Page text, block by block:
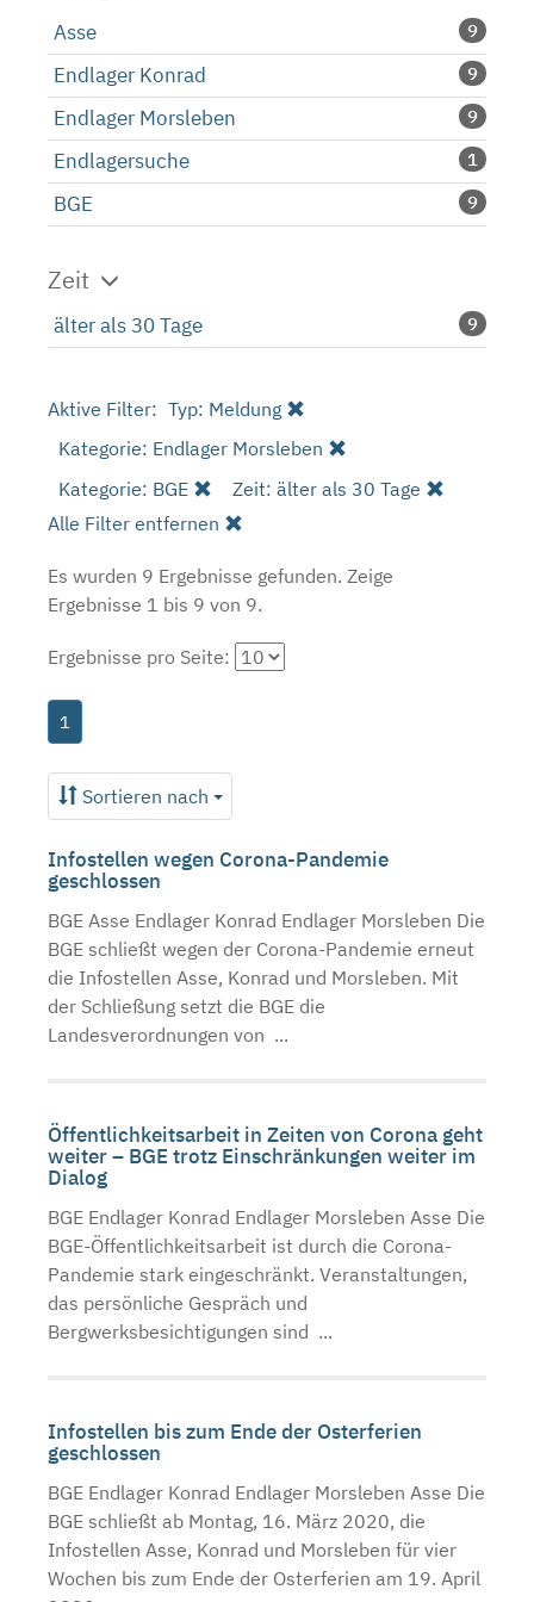
Asse 9
Endlager Konrad 9
Endlager Morsleben 9
Endlagersuche 1
BGE 9
Zeit
älter als 30 Tage 9
Aktive Filter: Typ: Meldung
Kategorie: Endlager Morsleben
Kategorie: BGE
Zeit: älter als 30 Tage
Alle Filter entfernen
Es wurden 9 Ergebnisse gefunden. Zeige
Ergebnisse 1 bis 9 von 9.
Ergebnisse pro Seite:
1
Sortieren nach
Infostellen wegen Corona-Pandemie
geschlossen
BGE Asse Endlager Konrad Endlager Morsleben Die
BGE schließt wegen der Corona-Pandemie erneut
die Infostellen Asse, Konrad und Morsleben. Mit
der Schließung setzt die BGE die
Landesverordnungen von ...
Öffentlichkeitsarbeit in Zeiten von Corona geht
weiter – BGE trotz Einschränkungen weiter im
Dialog
BGE Endlager Konrad Endlager Morsleben Asse Die
BGE-Öffentlichkeitsarbeit ist durch die Corona-
Pandemie stark eingeschränkt. Veranstaltungen,
das persönliche Gespräch und
Bergwerksbesichtigungen sind ...
Infostellen bis zum Ende der Osterferien
geschlossen
BGE Endlager Konrad Endlager Morsleben Asse Die
BGE schließt ab Montag, 16. März 2020, die
Infostellen Asse, Konrad und Morsleben für vier
Wochen bis zum Ende der Osterferien am 19. April